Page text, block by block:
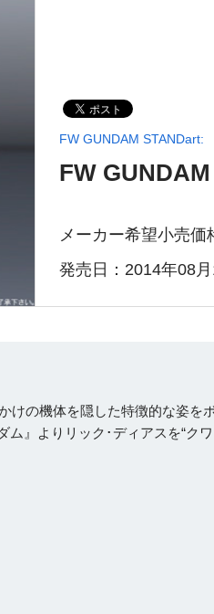
FW GUNDAM STANDart:
FW
メーカー希望小売価
発売日：2014年08月
けの機体を隠した特徴的な姿を
ム』よりリック･ディアスを“ク